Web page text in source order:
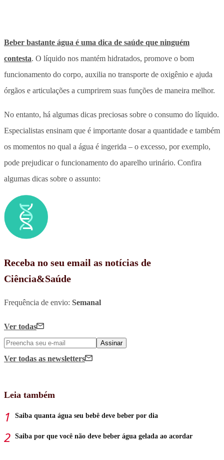
Beber bastante água é uma dica de saúde que ninguém
contesta. O líquido nos mantém hidratados, promove o bom
funcionamento do corpo, auxilia no transporte de oxigênio e ajuda
órgãos e articulações a cumprirem suas funções de maneira melhor.
No entanto, há algumas dicas preciosas sobre o consumo do líquido.
Especialistas ensinam que é importante dosar a quantidade e também
os momentos no qual a água é ingerida – o excesso, por exemplo,
pode prejudicar o funcionamento do aparelho urinário. Confira
algumas dicas sobre o assunto:
Receba no seu email as notícias de
Ciência&Saúde
Frequência de envio: Semanal
Ver todas
Assinar
Ver todas as newsletters
Leia também
Saiba quanta água seu bebê deve beber por dia
Saiba por que você não deve beber água gelada ao acordar